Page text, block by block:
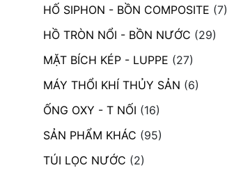
HỐ SIPHON - BỒN COMPOSITE (7)
HỒ TRÒN NỔI - BỒN NƯỚC (29)
MẶT BÍCH KÉP - LUPPE (27)
MÁY THỔI KHÍ THỦY SẢN (6)
ỐNG OXY - T NỐI (16)
SẢN PHẨM KHÁC (95)
TÚI LỌC NƯỚC (2)